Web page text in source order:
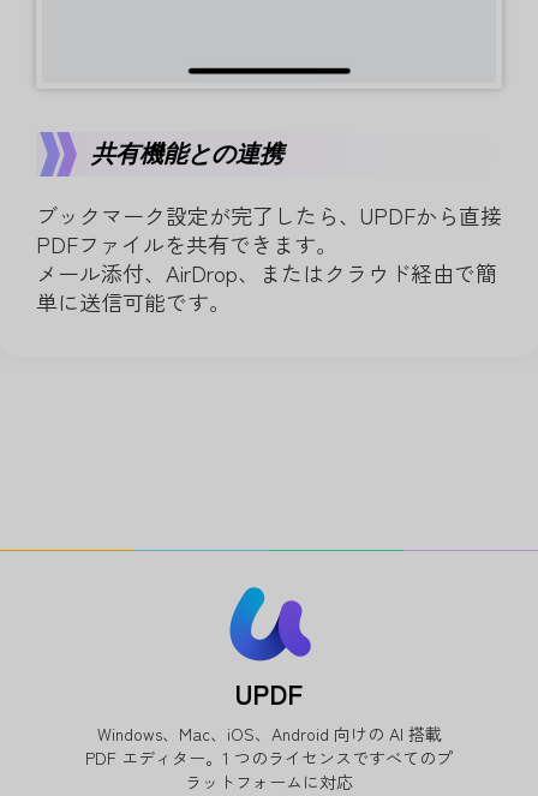
共有機能との連携
ブックマーク設定が完了したら、UPDFから直接
PDFファイルを共有できます。
メール添付、AirDrop、またはクラウド経由で簡
単に送信可能です。
UPDF
Windows、Mac、iOS、Android 向けの AI 搭載
PDF エディター。1 つのライセンスですべてのプ
ラットフォームに対応